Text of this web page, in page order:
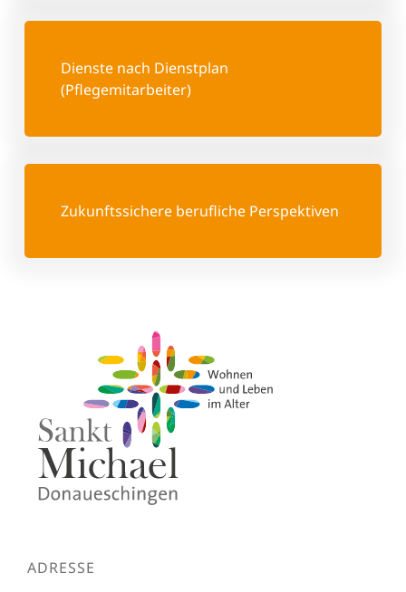
Dienste nach Dienstplan
(Pflegemitarbeiter)
Zukunftssichere berufliche Perspektiven
ADRESSE